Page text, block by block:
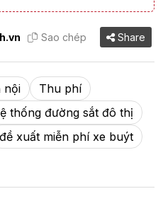
Sao chép Share
nội
Thu phí
thống đường sắt đô thị
đề xuất miễn phí xe buýt